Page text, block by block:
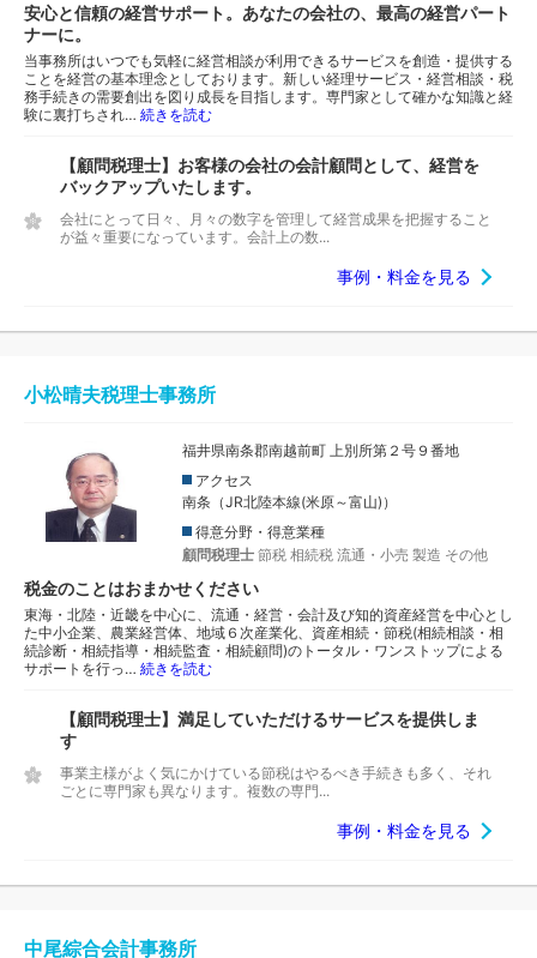
安心と信頼の経営サポート。あなたの会社の、最高の経営パート
ナーに。
当事務所はいつでも気軽に経営相談が利用できるサービスを創造・提供する
ことを経営の基本理念としております。新しい経理サービス・経営相談・税
務手続きの需要創出を図り成長を目指します。専門家として確かな知識と経
験に裏打ちされ… 続きを読む
【顧問税理士】お客様の会社の会計顧問として、経営を
バックアップいたします。
会社にとって日々、月々の数字を管理して経営成果を把握すること
が益々重要になっています。会計上の数...
事例・料金を見る
小松晴夫税理士事務所
福井県南条郡南越前町 上別所第２号９番地
アクセス
南条（JR北陸本線(米原～富山)）
得意分野・得意業種
顧問税理士 節税 相続税 流通・小売 製造 その他
税金のことはおまかせください
東海・北陸・近畿を中心に、流通・経営・会計及び知的資産経営を中心とし
た中小企業、農業経営体、地域６次産業化、資産相続・節税(相続相談・相
続診断・相続指導・相続監査・相続顧問)のトータル・ワンストップによる
サポートを行っ… 続きを読む
【顧問税理士】満足していただけるサービスを提供しま
す
事業主様がよく気にかけている節税はやるべき手続きも多く、それ
ごとに専門家も異なります。複数の専門...
事例・料金を見る
中尾綜合会計事務所